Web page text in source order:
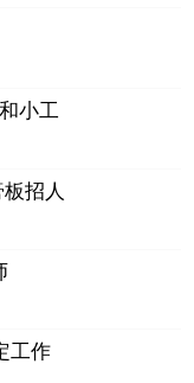
小工
招人
工作